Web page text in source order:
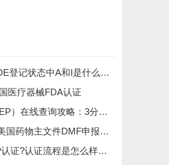
记状态中A和I是什么意思？
医疗器械FDA认证
询攻略：3分钟掌握官方数据库使用技巧
主文件DMF申报流程和管理制度
证?认证流程是怎么样的？